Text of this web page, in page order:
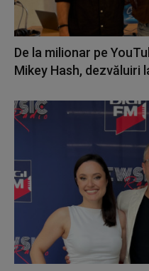
De la milionar pe
Mikey Hash, dezvăluiri